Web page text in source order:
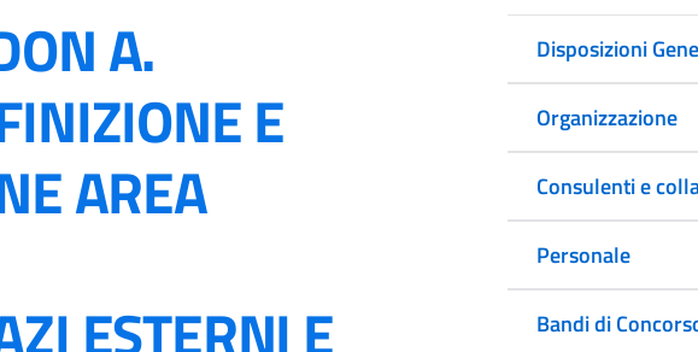
A.
E
AREA
Disposizioni
Organizzazione
Consulenti e
Personale
Bandi di